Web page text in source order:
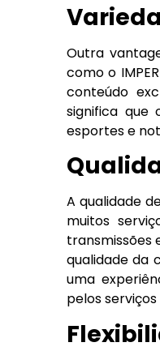
Outra
como o
conteúdo
significa que
esportes e
A qualidade
muitos
transmissões
qualidade da
uma
pelos